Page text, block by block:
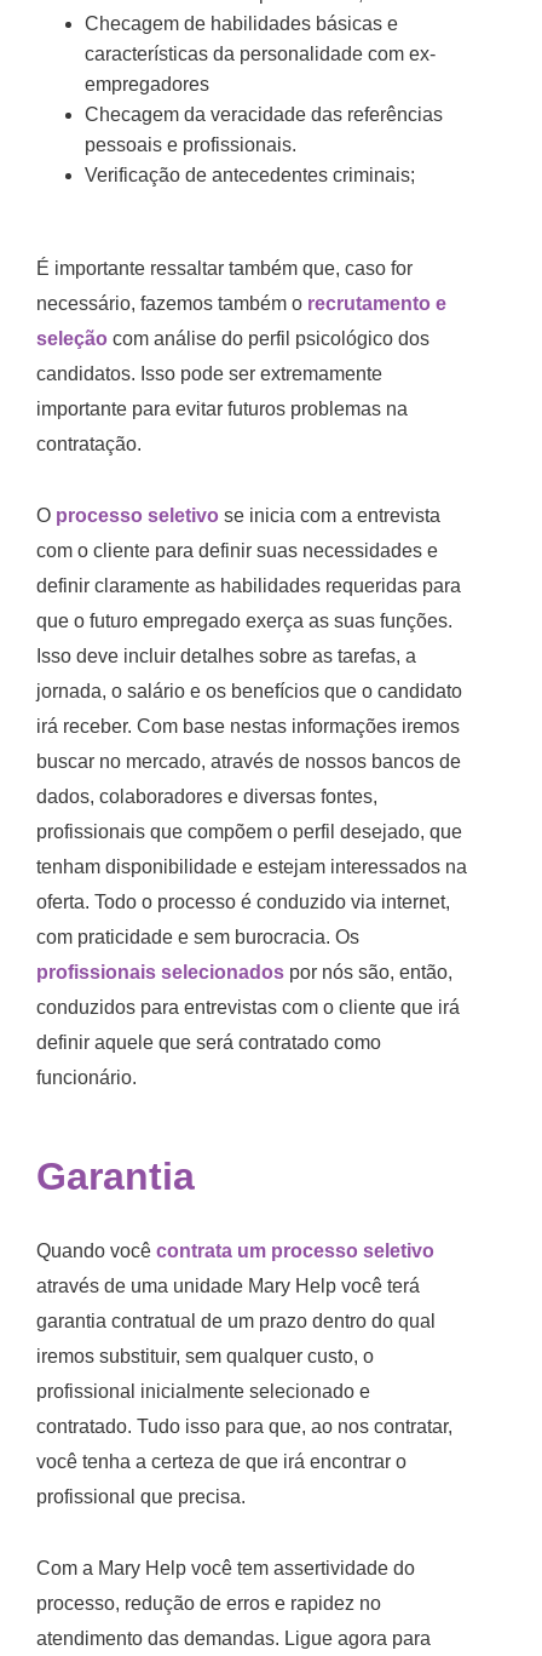
Checagem de habilidades básicas e
características da personalidade com ex-
empregadores
Checagem da veracidade das referências
pessoais e profissionais.
Verificação de antecedentes criminais;
É importante ressaltar também que, caso for
necessário, fazemos também o recrutamento e
seleção com análise do perfil psicológico dos
candidatos. Isso pode ser extremamente
importante para evitar futuros problemas na
contratação.
O processo seletivo se inicia com a entrevista
com o cliente para definir suas necessidades e
definir claramente as habilidades requeridas para
que o futuro empregado exerça as suas funções.
Isso deve incluir detalhes sobre as tarefas, a
jornada, o salário e os benefícios que o candidato
irá receber. Com base nestas informações iremos
buscar no mercado, através de nossos bancos de
dados, colaboradores e diversas fontes,
profissionais que compõem o perfil desejado, que
tenham disponibilidade e estejam interessados na
oferta. Todo o processo é conduzido via internet,
com praticidade e sem burocracia. Os
profissionais selecionados por nós são, então,
conduzidos para entrevistas com o cliente que irá
definir aquele que será contratado como
funcionário.
Garantia
Quando você contrata um processo seletivo
através de uma unidade Mary Help você terá
garantia contratual de um prazo dentro do qual
iremos substituir, sem qualquer custo, o
profissional inicialmente selecionado e
contratado. Tudo isso para que, ao nos contratar,
você tenha a certeza de que irá encontrar o
profissional que precisa.
Com a Mary Help você tem assertividade do
processo, redução de erros e rapidez no
atendimento das demandas. Ligue agora para